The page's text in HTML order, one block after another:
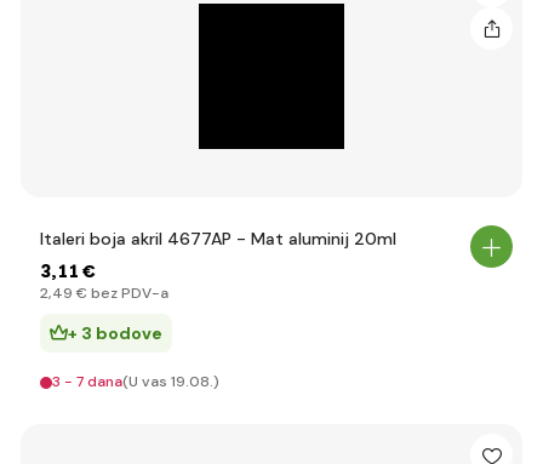
Italeri boja akril 4677AP - Mat aluminij 20ml
3,11 €
2,49 € bez PDV-a
+ 3 bodove
3 - 7 dana(U vas 19.08.)